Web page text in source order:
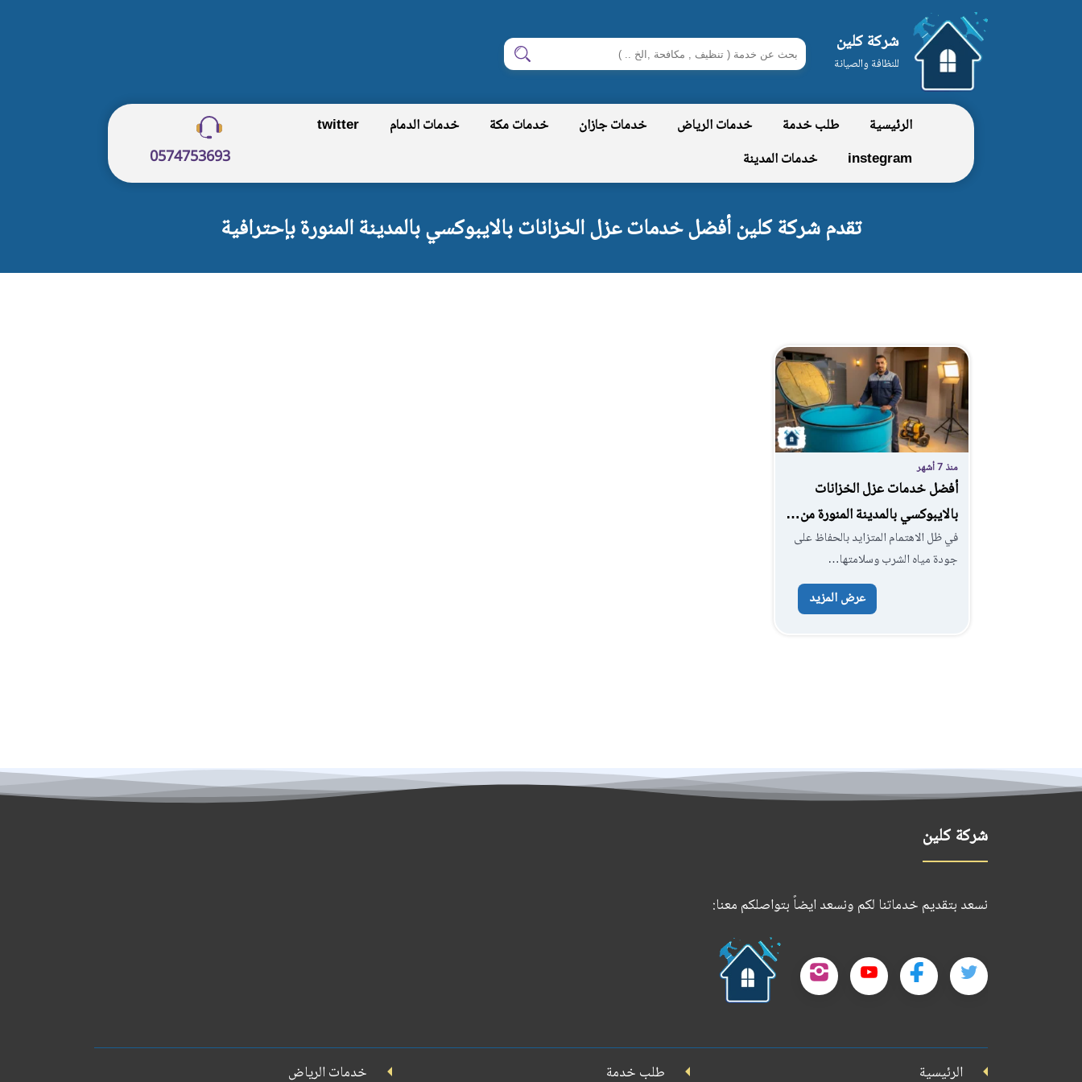
شركة كلين
للنظافة والصيانة
ابحث
في
شركة
كلين
ابحث
الرئيسية طلب خدمة خدمات الرياض خدمات جازان خدمات مكة خدمات الدمام
twitter
instegram
خدمات المدينة 0574753693
تقدم شركة كلين أفضل خدمات عزل الخزانات بالايبوكسي بالمدينة المنورة بإحترافية
منذ 7 أشهر
أفضل خدمات عزل الخزانات
بالايبوكسي بالمدينة المنورة من…
في ظل الاهتمام المتزايد بالحفاظ على
جودة مياه الشرب وسلامتها…
عرض المزيد
شركة كلين
نسعد بتقديم خدماتنا لكم ونسعد ايضاً بتواصلكم معنا:
تابعنا
تويتر
تابعنا
فيسبوك
تابعنا
يوتيوب
تابعنا
إنستجرام
بلاي
الرئيسية
طلب خدمة خدمات الرياض